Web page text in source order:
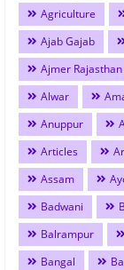
Agriculture
Ajab Gajab
Ajmer Rajasthan
Alwar
Anuppur
Articles
Assam
Badwani
Balrampur
Bangal